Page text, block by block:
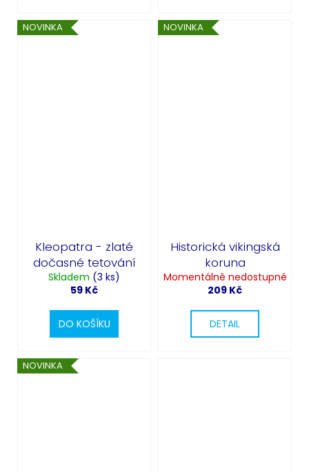
NOVINKA
Kleopatra - zlaté
dočasné tetování
Skladem (3 ks)
59 Kč
DO KOŠÍKU
NOVINKA
Historická vikingská
koruna
Momentálně nedostupné
209 Kč
DETAIL
NOVINKA